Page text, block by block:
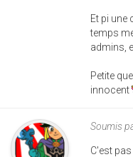
Et pi une
temps
admins,
Petite
innocent
Soumis
C'est